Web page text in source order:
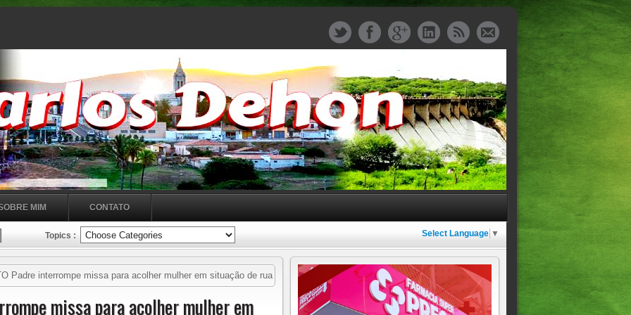
MIM CONTATO
Topics : Select Language ▼
Padre interrompe missa para acolher mulher em situação de rua
missa para acolher mulher em